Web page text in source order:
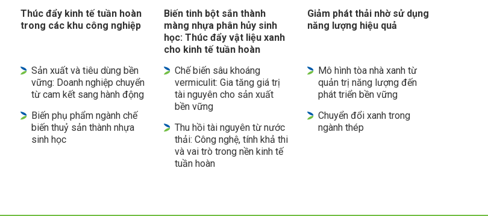
Thúc đẩy kinh tế tuần hoàn
trong các khu công nghiệp
Sản xuất và tiêu dùng bền
vững: Doanh nghiệp chuyển
từ cam kết sang hành động
Biến phụ phẩm ngành chế
biến thuỷ sản thành nhựa
sinh học
Biến tinh bột sắn thành
màng nhựa phân hủy sinh
học: Thúc đẩy vật liệu xanh
cho kinh tế tuần hoàn
Chế biến sâu khoáng
vermiculit: Gia tăng giá trị
tài nguyên cho sản xuất
bền vững
Thu hồi tài nguyên từ nước
thải: Công nghệ, tính khả thi
và vai trò trong nền kinh tế
tuần hoàn
Giảm phát thải nhờ sử dụng
năng lượng hiệu quả
Mô hình tòa nhà xanh từ
quản trị năng lượng đến
phát triển bền vững
Chuyển đổi xanh trong
ngành thép